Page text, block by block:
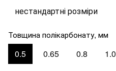
нестандартні розміри
Товщина полікарбонату, мм
0.5 0.65 0.8 1.0